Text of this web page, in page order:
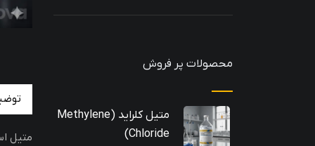
متیل
محصولات پر فروش
متیل کلراید (Methylene
Chloride)